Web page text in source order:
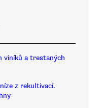
viníků a trestaných
z rekultivací.